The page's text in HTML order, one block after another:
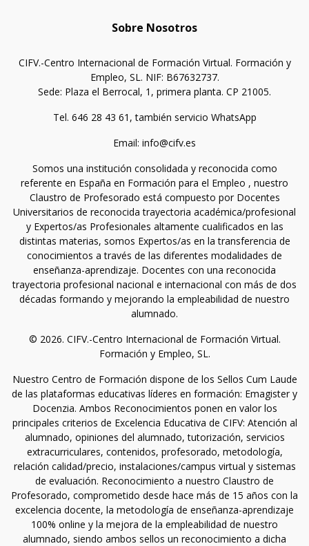
Sobre Nosotros
CIFV.-Centro Internacional de Formación Virtual. Formación y
Empleo, SL. NIF: B67632737.
Sede: Plaza el Berrocal, 1, primera planta. CP 21005.
Tel. 646 28 43 61, también servicio WhatsApp
Email: info@cifv.es
Somos una institución consolidada y reconocida como
referente en España en Formación para el Empleo , nuestro
Claustro de Profesorado está compuesto por Docentes
Universitarios de reconocida trayectoria académica/profesional
y Expertos/as Profesionales altamente cualificados en las
distintas materias, somos Expertos/as en la transferencia de
conocimientos a través de las diferentes modalidades de
enseñanza-aprendizaje. Docentes con una reconocida
trayectoria profesional nacional e internacional con más de dos
décadas formando y mejorando la empleabilidad de nuestro
alumnado.
© 2026. CIFV.-Centro Internacional de Formación Virtual.
Formación y Empleo, SL.
Nuestro Centro de Formación dispone de los Sellos Cum Laude
de las plataformas educativas líderes en formación: Emagister y
Docenzia. Ambos Reconocimientos ponen en valor los
principales criterios de Excelencia Educativa de CIFV: Atención al
alumnado, opiniones del alumnado, tutorización, servicios
extracurriculares, contenidos, profesorado, metodología,
relación calidad/precio, instalaciones/campus virtual y sistemas
de evaluación. Reconocimiento a nuestro Claustro de
Profesorado, comprometido desde hace más de 15 años con la
excelencia docente, la metodología de enseñanza-aprendizaje
100% online y la mejora de la empleabilidad de nuestro
alumnado, siendo ambos sellos un reconocimiento a dicha